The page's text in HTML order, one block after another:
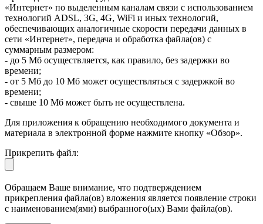
«Интернет» по выделенным каналам связи с использованием
технологий ADSL, 3G, 4G, WiFi и иных технологий,
обеспечивающих аналогичные скорости передачи данных в
сети «Интернет», передача и обработка файла(ов) с
суммарным размером:
- до 5 Мб осуществляется, как правило, без задержки во
времени;
- от 5 Мб до 10 Мб может осуществляться с задержкой во
времени;
- свыше 10 Мб может быть не осуществлена.
Для приложения к обращению необходимого документа и
материала в электронной форме нажмите кнопку «Обзор».
Прикрепить файл:
Обращаем Ваше внимание, что подтверждением
прикрепления файла(ов) вложения является появление строки
с наименованием(ями) выбранного(ых) Вами файла(ов).